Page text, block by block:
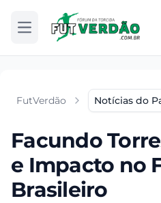
Abrir menu
FutVerdão Notícias do
Facundo
e Impacto no
Brasileiro